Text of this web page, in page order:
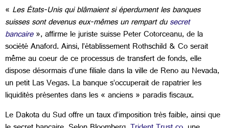
« Les États-Unis qui blâmaient si éperdument les banques
suisses sont devenus eux-mêmes un rempart dusecret
bancaire», affirme le juriste suisse Peter Cotorceanu, de la
société Anaford. Ainsi, l’établissement Rothschild & Co serait
même au coeur de ce processus de transfert de fonds, elle
dispose désormais d’une filiale dans la ville de Reno au Nevada,
un petit Las Vegas. La banque s’occuperait de rapatrier les
liquidités présentes dans les « anciens » paradis fiscaux.
Le Dakota du Sud offre un taux d’imposition très faible, ainsi que